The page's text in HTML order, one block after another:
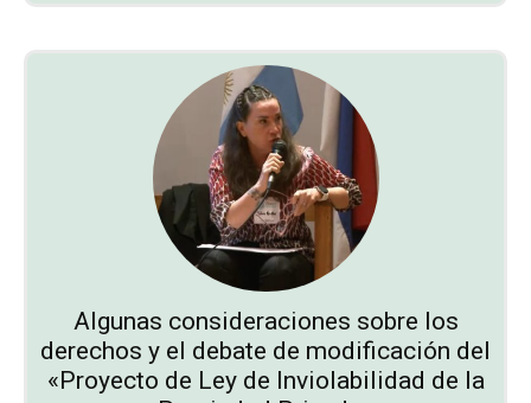
Algunas consideraciones sobre los
derechos y el debate de modificación del
«Proyecto de Ley de Inviolabilidad de la